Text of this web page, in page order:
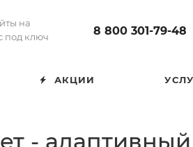
на
под ключ
8 800 301-79-48
АКЦИИ
-